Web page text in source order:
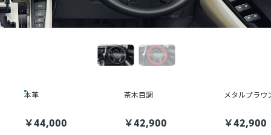
本革
￥44,000
茶木目調
￥42,900
メタルブラウ
￥42,900